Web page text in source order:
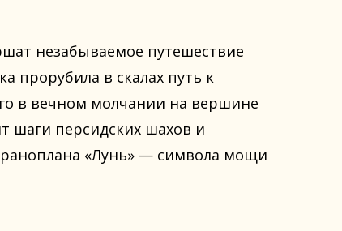
незабываемое путешествие
прорубила в скалах путь к
в вечном молчании на вершине
шаги персидских шахов и
«Лунь» — символа мощи